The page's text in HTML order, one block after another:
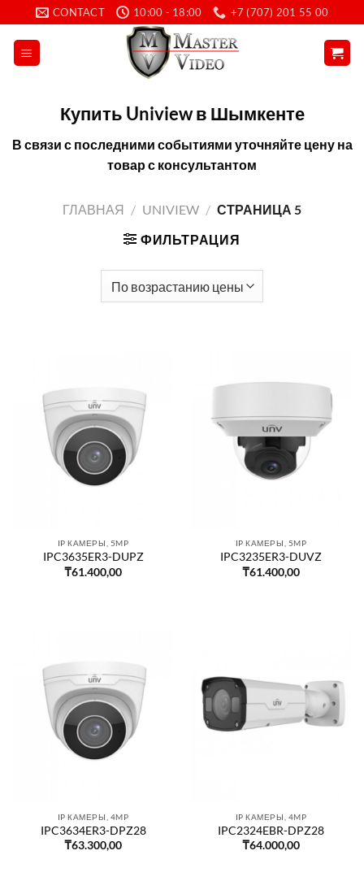
to
content
CONTACT 10:00 - 18:00 +7 (707) 201 55 00
Купить Uniview в Шымкенте
В связи с последними событиями уточняйте цену на
товар с консультантом
ГЛАВНАЯ / UNIVIEW / СТРАНИЦА 5
ФИЛЬТРАЦИЯ
IP КАМЕРЫ, 5MP
IPC3635ER3-DUPZ
₸61.400,00
IP КАМЕРЫ, 5MP
IPC3235ER3-DUVZ
₸61.400,00
IP КАМЕРЫ, 4MP
IPC3634ER3-DPZ28
₸63.300,00
IP КАМЕРЫ, 4MP
IPC2324EBR-DPZ28
₸64.000,00